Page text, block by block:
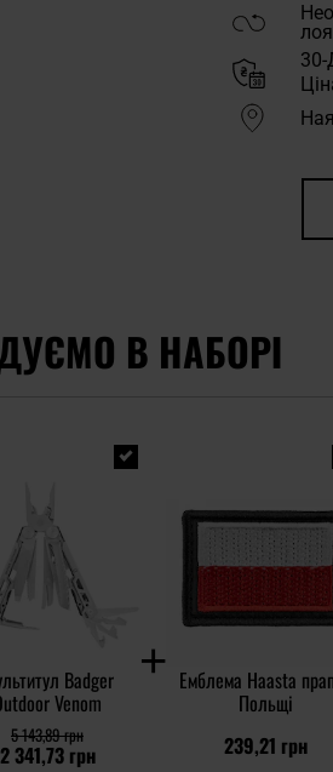
30-
В НАБОРІ
Badger
Venom
2 341,73 грн
5 143,89 грн
Емблема Haasta
Польщі
239,21 грн